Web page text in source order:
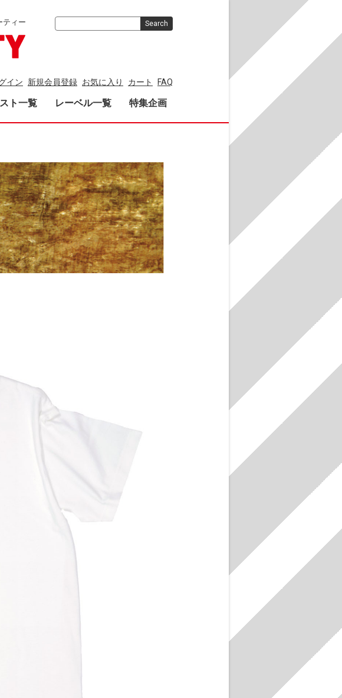
ティー
イン 新規会員登録 お気に入り カート FAQ
ト一覧 レーベル一覧 特集企画
Search